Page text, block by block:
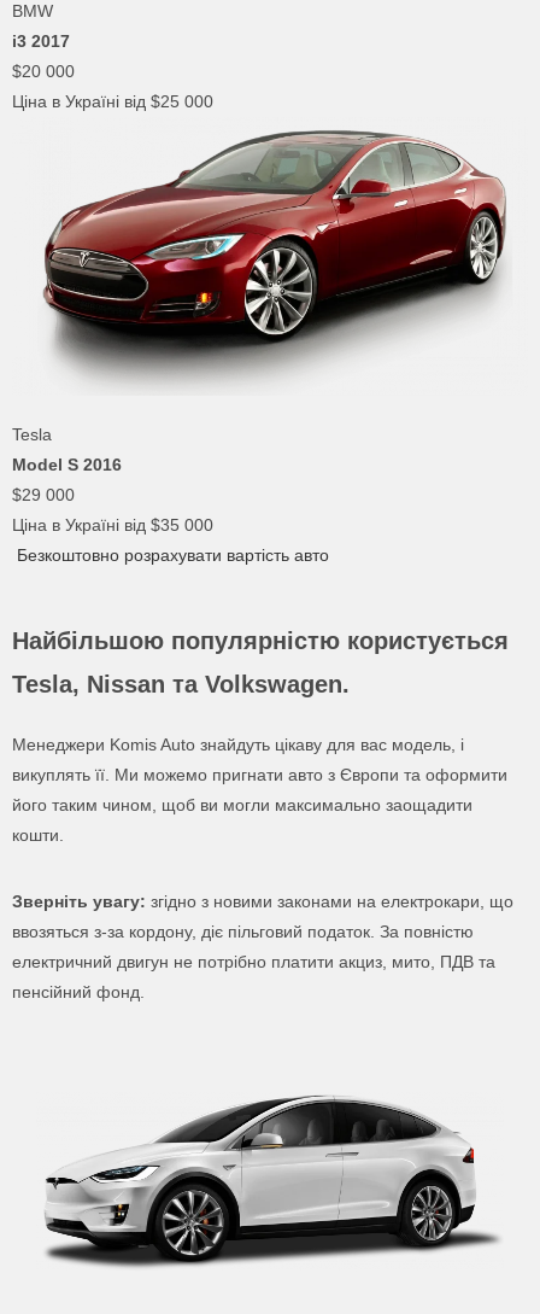
BMW
i3 2017
$20 000
Ціна в Україні від $25 000
Tesla
Model S 2016
$29 000
Ціна в Україні від $35 000
Безкоштовно розрахувати вартість авто
Найбільшою популярністю користується
Tesla, Nissan та Volkswagen.
Менеджери Komis Auto знайдуть цікаву для вас модель, і
викуплять її. Ми можемо пригнати авто з Європи та оформити
його таким чином, щоб ви могли максимально заощадити
кошти.
Зверніть увагу: згідно з новими законами на електрокари, що
ввозяться з-за кордону, діє пільговий податок. За повністю
електричний двигун не потрібно платити акциз, мито, ПДВ та
пенсійний фонд.